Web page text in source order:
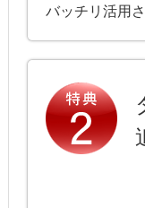
バッチリ活用